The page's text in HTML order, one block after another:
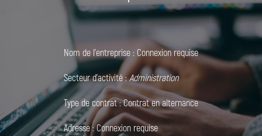
Nom de l'entreprise : Connexion requise
Secteur d'activité : Administration
Type de contrat :Contrat en alternance
Adresse :Connexion requise